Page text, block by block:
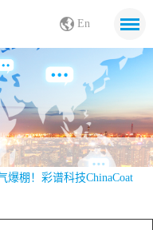
En
爆棚！彩谱科技ChinaCoat